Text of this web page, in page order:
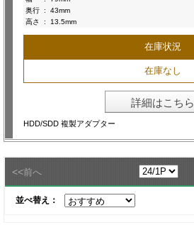
奥行 :
43mm
高さ
: 13.5mm
在庫状況
在庫なし
詳細はこちら
HDD/SDD 複製アダプター
<<前へ
並べ替え：